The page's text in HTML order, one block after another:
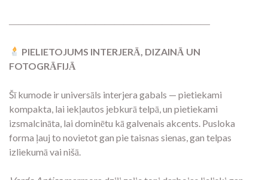
―――――――――――――――――――――
PIELIETOJUMS INTERJERĀ, DIZAINĀ UN
FOTOGRĀFIJĀ
Šī kumode ir universāls interjera gabals — pietiekami
kompakta, lai iekļautos jebkurā telpā, un pietiekami
izsmalcināta, lai dominētu kā galvenais akcents. Pusloka
forma ļauj to novietot gan pie taisnas sienas, gan telpas
izliekumā vai nišā.